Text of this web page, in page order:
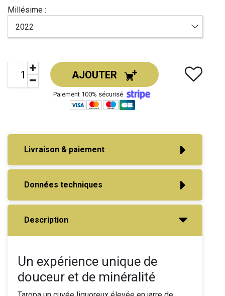
Millésime :
AJOUTER
Paiement 100% sécurisé
Livraison & paiement
Données techniques
Description
Un expérience unique de
douceur et de minéralité